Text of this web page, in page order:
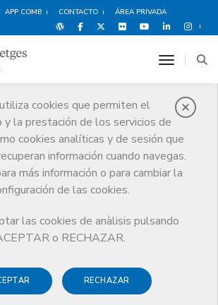
APP COMB CONTACTO ÁREA PRIVADA
cookies que permiten el
y la prestación de los servicios de
cookies analíticas y de sesión que
información cuando navegas.
más información o para cambiar la
de las cookies.
las cookies de anàlisis pulsando
o RECHAZAR.
RECHAZAR
toggle
por maternidad/paternidad
paternidad